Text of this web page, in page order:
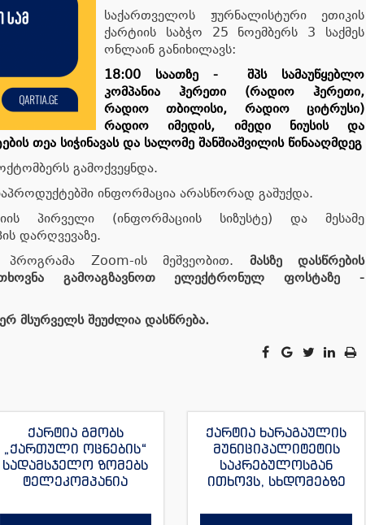
საქართველოს ჟურნალისტური ეთიკის
ქარტიის საბჭო 25 ნოემბერს 3 საქმეს
ონლაინ განიხილავს:
18:00 საათზე - შპს სამაუწყებლო
კომპანია ჰერეთი (რადიო ჰერეთი,
რადიო თბილისი, რადიო ციტრუსი)
რადიო იმედის, იმედი ნიუსის და
თეა სიჭინავას და სალომე შანშიაშვილის წინააღმდეგ
გამოქვეყნდა.
ინფორმაცია არასწორად გაშუქდა.
პირველი (ინფორმაციის სიზუსტე) და მესამე
დარღვევაზე.
Zoom-ის მეშვეობით. მასზე დასწრების
გამოაგზავნოთ ელექტრონულ ფოსტაზე -
მსურველს შეუძლია დასწრება.
ქარტია გმობს
„ქართული ოცნების“
სადამსჯელო ზომებს
ტელეკომპანია
სანაიას და მისი სხვა
ქარტია ხარაგაულის
მუნიციპალიტეტის
საკრებულოსგან
ითხოვს, სხდომებზე
ჟურნალისტებს